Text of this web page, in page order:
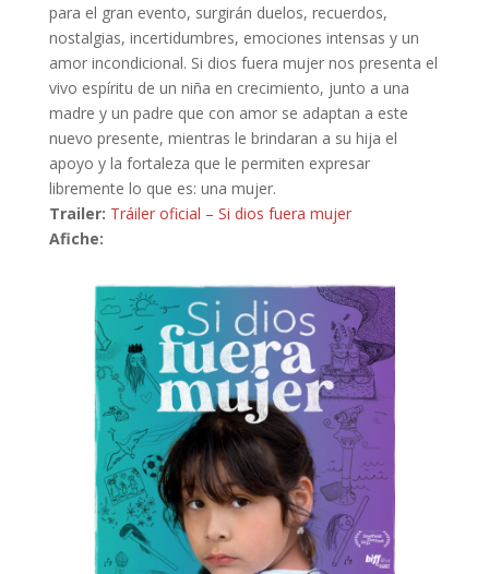
para el gran evento, surgirán duelos, recuerdos,
nostalgias, incertidumbres, emociones intensas y un
amor incondicional. Si dios fuera mujer nos presenta el
vivo espíritu de un niña en crecimiento, junto a una
madre y un padre que con amor se adaptan a este
nuevo presente, mientras le brindaran a su hija el
apoyo y la fortaleza que le permiten expresar
libremente lo que es: una mujer.
Trailer: Tráiler oficial – Si dios fuera mujer
Afiche: